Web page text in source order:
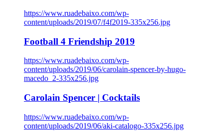
https://www.ruadebaixo.com/wp-
content/uploads/2019/07/f4f2019-335x256.jpg
Football 4 Friendship 2019
https://www.ruadebaixo.com/wp-
content/uploads/2019/06/carolain-spencer-by-hugo-
macedo_2-335x256.jpg
Carolain Spencer | Cocktails
https://www.ruadebaixo.com/wp-
content/uploads/2019/06/aki-catalogo-335x256.jpg